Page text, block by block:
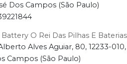
Dos Campos (São Paulo)
O Rei Das Pilhas E Baterias
Alves Aguiar, 80, 12233-
Campos (São Paulo)